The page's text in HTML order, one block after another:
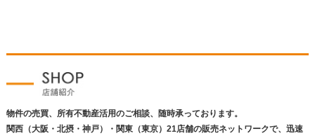
物件の売買、所有不動産活用のご相談、随時承っております。
関西（大阪・北摂・神戸）・関東（東京）21店舗の販売ネットワークで、迅速